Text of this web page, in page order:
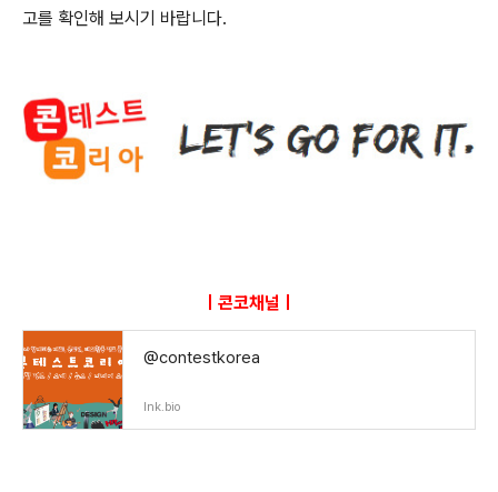
고를 확인해 보시기 바랍니다.
ㅣ콘코채널ㅣ
@contestkorea
lnk.bio